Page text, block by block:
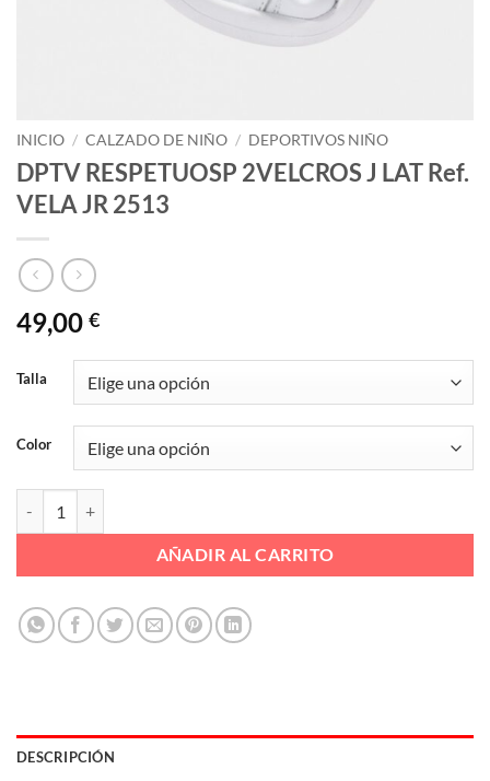
INICIO / CALZADO DE NIÑO / DEPORTIVOS NIÑO
DPTV RESPETUOSP 2VELCROS J LAT Ref.
VELA JR 2513
49,00 €
Talla
Color
AÑADIR AL CARRITO
DESCRIPCIÓN